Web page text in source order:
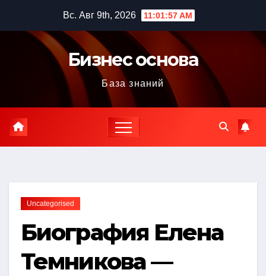
содержимому
Вс. Авг 9th, 2026 11:01:58 AM
Бизнес основа
База знаний
Uncategorised
Биография Елена
Темникова —